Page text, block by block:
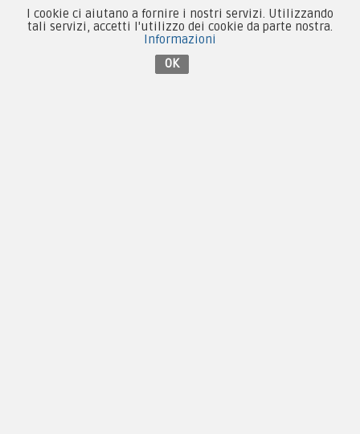
Collezionismo e Vintage
I cookie ci aiutano a fornire i nostri servizi. Utilizzando
tali servizi, accetti l'utilizzo dei cookie da parte nostra.
Informazioni
OK